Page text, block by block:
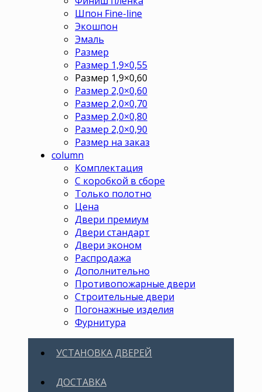
Шпон Fine-line
Экошпон
Эмаль
Размер
Размер 1,9×0,55
Размер 1,9×0,60
Размер 2,0×0,60
Размер 2,0×0,70
Размер 2,0×0,80
Размер 2,0×0,90
Размер на заказ
column
Комплектация
С коробкой в сборе
Только полотно
Цена
Двери премиум
Двери стандарт
Двери эконом
Распродажа
Дополнительно
Противопожарные двери
Строительные двери
Погонажные изделия
Фурнитура
УСТАНОВКА ДВЕРЕЙ
ДОСТАВКА